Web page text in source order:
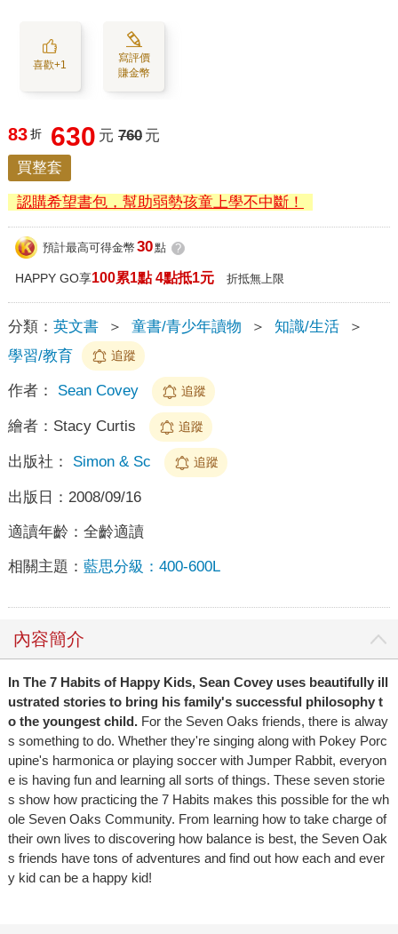
喜歡+1
寫評價
賺金幣
83 折 630 元 760 元
買整套
認購希望書包，幫助弱勢孩童上學不中斷！
預計最高可得金幣 30點 ?
HAPPY GO享100累1點 4點抵1元 折抵無上限
分類： 英文書 ＞ 童書/青少年讀物 ＞ 知識/生活
＞
學習/教育
追蹤
作者： Sean Covey 追蹤
繪者： Stacy Curtis 追蹤
出版社： Simon & Sc 追蹤
出版日： 2008/09/16
適讀年齡： 全齡適讀
相關主題： 藍思分級：400-600L
內容簡介
In The 7 Habits of Happy Kids, Sean Covey uses beautifully ill
ustrated stories to bring his family's successful philosophy t
o the youngest child.For the Seven Oaks friends, there is alway
s something to do. Whether they're singing along with Pokey Porc
upine's harmonica or playing soccer with Jumper Rabbit, everyon
e is having fun and learning all sorts of things. These seven storie
s show how practicing the 7 Habits makes this possible for the wh
ole Seven Oaks Community. From learning how to take charge of
their own lives to discovering how balance is best, the Seven Oak
s friends have tons of adventures and find out how each and ever
y kid can be a happy kid!